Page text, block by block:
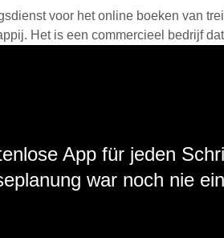
voor het online boeken van
Het is een commercieel bedrijf
App für jeden
war noch nie